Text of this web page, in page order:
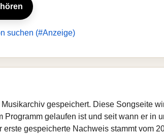
suchen (#Anzeige)
gespeichert. Diese Songseite
gelaufen ist und seit wann er in
gespeicherte Nachweis stammt vom